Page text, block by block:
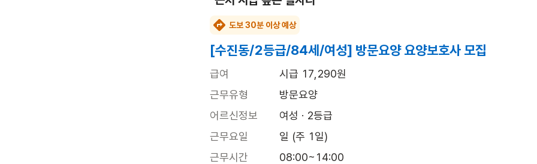
도보 30분 이상 예상
[수진동/2등급/84세/여성] 방문요양 요양보호사 모집
급여
시급 17,290원
근무유형
방문요양
어르신정보
여성 · 2등급
근무요일
일 (주 1일)
근무시간
08:00~14:00